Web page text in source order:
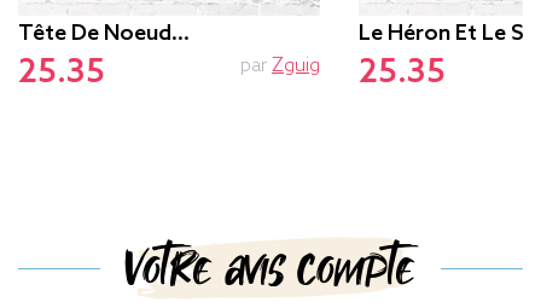
Tête De Noeud…
25.35 par Zguig
Le Héron Et Le
25.35
Votre avis compte